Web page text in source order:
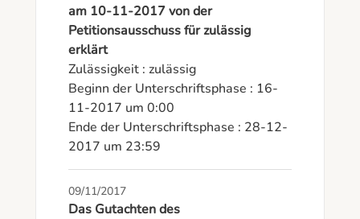
am 10-11-2017 von der
Petitionsausschuss für zulässig
erklärt
Zulässigkeit : zulässig
Beginn der Unterschriftsphase : 16-
11-2017 um 0:00
Ende der Unterschriftsphase : 28-12-
2017 um 23:59
09/11/2017
Das Gutachten des